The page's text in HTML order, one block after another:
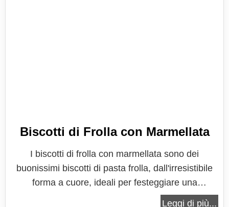
Biscotti di Frolla con Marmellata
I biscotti di frolla con marmellata sono dei
buonissimi biscotti di pasta frolla, dall'irresistibile
forma a cuore, ideali per festeggiare una
romantica occasione, come San Valentino o un
Leggi di più...